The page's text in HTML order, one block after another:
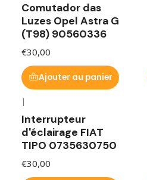
Comutador das
Luzes Opel Astra G
(T98) 90560336
€30,00
Ajouter au panier
|
Interrupteur
d'éclairage FIAT
TIPO 0735630750
€30,00